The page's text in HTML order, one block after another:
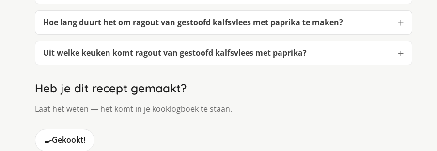
Hoe lang duurt het om ragout van gestoofd kalfsvlees met paprika te maken?
Uit welke keuken komt ragout van gestoofd kalfsvlees met paprika?
Heb je dit recept gemaakt?
Laat het weten — het komt in je kooklogboek te staan.
🍳Gekookt!